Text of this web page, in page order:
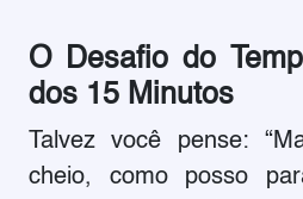
O Desafio do
dos 15 Minutos
Talvez você pense:
cheio, como posso